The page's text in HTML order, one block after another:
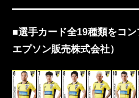
■選手カード全19種類をコン
エプソン販売株式会社）